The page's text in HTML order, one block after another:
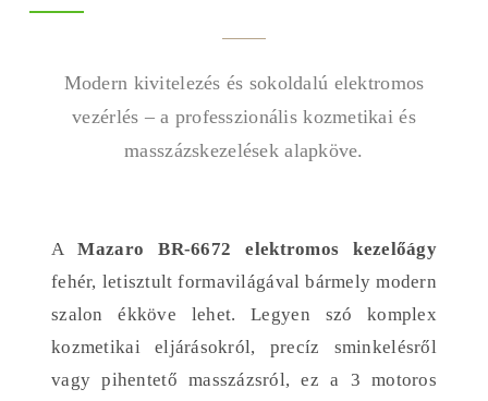
Modern kivitelezés és sokoldalú elektromos
vezérlés – a professzionális kozmetikai és
masszázskezelések alapköve.
AMazaro BR-6672 elektromos kezelőágy
fehér, letisztult formavilágával bármely modern
szalon ékköve lehet. Legyen szó komplex
kozmetikai eljárásokról, precíz sminkelésről
vagy pihentető masszázsról, ez a 3 motoros